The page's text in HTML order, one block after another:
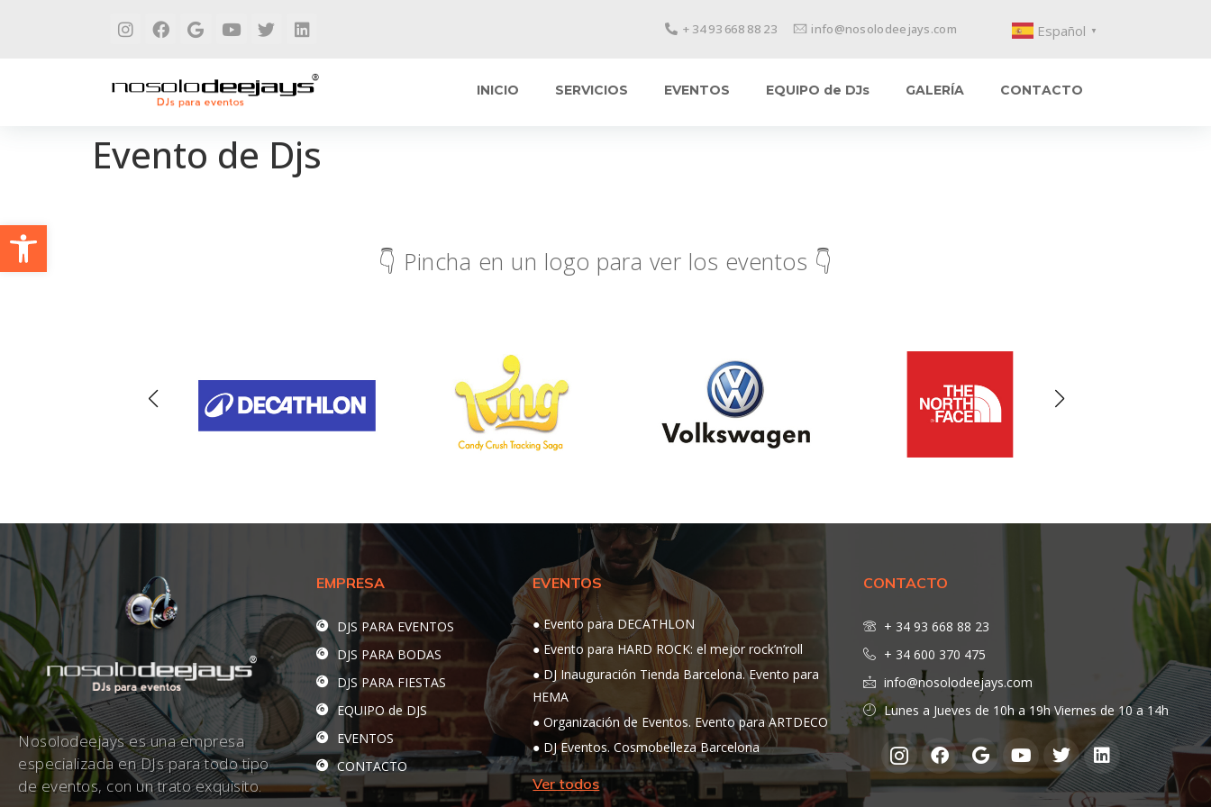
+ 34 93 668 88 23 info@nosolodeejays.com Español ▼
INICIO SERVICIOS EVENTOS EQUIPO de DJs GALERÍA CONTACTO
Evento de Djs
👇 Pincha en un logo para ver los eventos 👇
Nosolodeejays es una empresa
especializada en DJs para todo tipo
de eventos, con un trato exquisito.
EMPRESA
DJS PARA EVENTOS
DJS PARA BODAS
DJS PARA FIESTAS
EQUIPO de DJS
EVENTOS
CONTACTO
EVENTOS
Evento para DECATHLON
Evento para HARD ROCK: el mejor rock’n’roll
DJ Inauguración Tienda Barcelona. Evento para
HEMA
Organización de Eventos. Evento para ARTDECO
DJ Eventos. Cosmobelleza Barcelona
Ver todos
CONTACTO
+ 34 93 668 88 23
+ 34 600 370 475
info@nosolodeejays.com
Lunes a Jueves de 10h a 19h Viernes de 10 a 14h
Abrir barra de herramientas